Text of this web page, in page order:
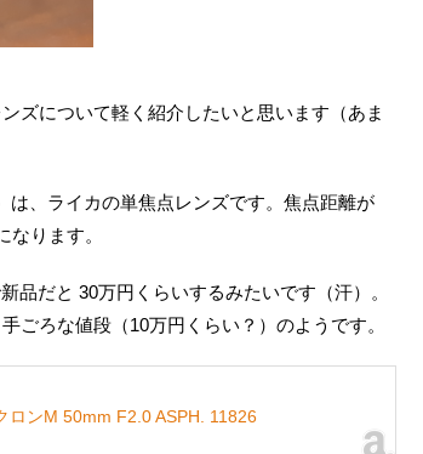
ズについて軽く紹介したいと思います（あま
は、ライカの単焦点レンズです。焦点距離が
なります。
品だと 30万円くらいするみたいです（汗）。
ごろな値段（10万円くらい？）のようです。
ロンM 50mm F2.0 ASPH. 11826